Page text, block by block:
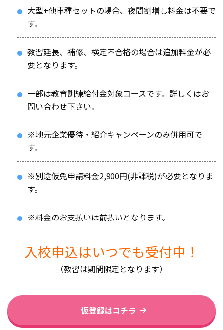
大型+他車種セットの場合、夜間割増し料金は不要で
す。
教習延長、補修、検定不合格の場合は追加料金が必
要となります。
一部は教育訓練給付金対象コースです。詳しくはお
問い合わせ下さい。
※地元企業優待・紹介キャンペーンのみ併用可で
す。
※別途仮免申請料金2,900円(非課税)が必要となりま
す。
※料金のお支払いは前払いとなります。
入校申込はいつでも受付中！
（教習は期間限定となります）
仮登録はコチラ